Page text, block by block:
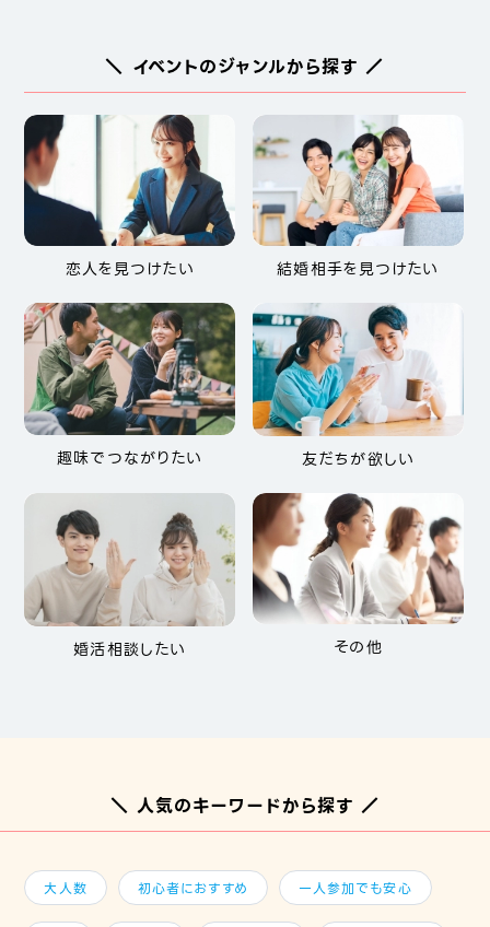
＼ イベントのジャンルから探す ／
恋人を見つけたい 結婚相手を見つけたい
趣味でつながりたい 友だちが欲しい
婚活相談したい その他
＼ 人気のキーワードから探す ／
大人数 初心者におすすめ 一人参加でも安心